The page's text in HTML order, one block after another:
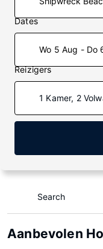
Dates
Wo 5 Aug - Do
Reizigers
1 Kamer, 2
Search
Aanbevolen